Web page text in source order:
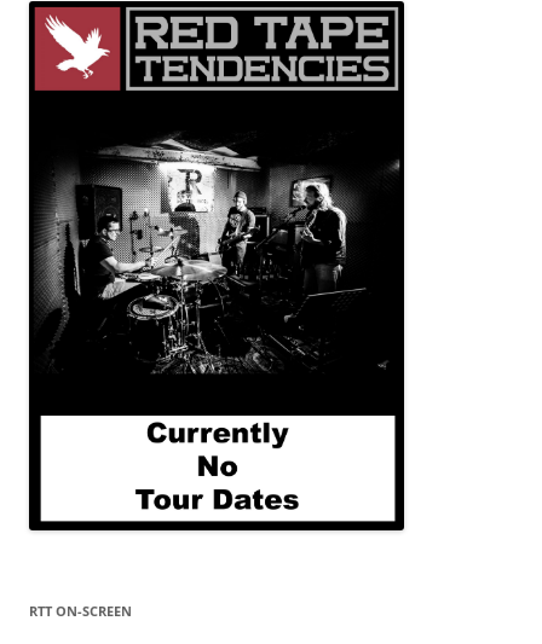
RTT ON-SCREEN